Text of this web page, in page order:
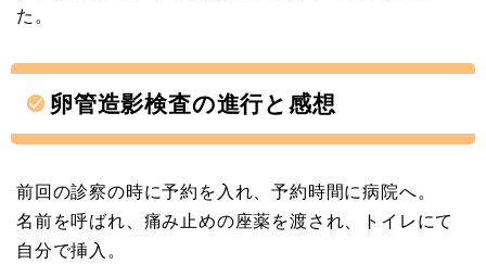
た。
卵管造影検査の進行と感想
前回の診察の時に予約を入れ、予約時間に病院へ。
名前を呼ばれ、痛み止めの座薬を渡され、トイレにて
自分で挿入。